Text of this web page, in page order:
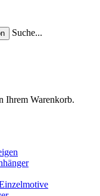
Suche...
Ihrem Warenkorb.